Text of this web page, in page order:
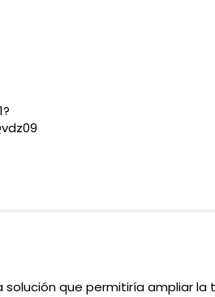
solución que permitiría ampliar